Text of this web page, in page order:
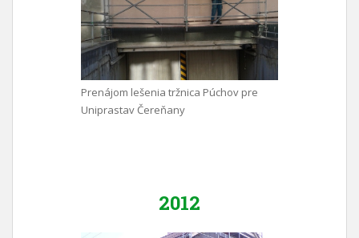
Prenájom lešenia tržnica Púchov pre
Uniprastav Čereňany
2012